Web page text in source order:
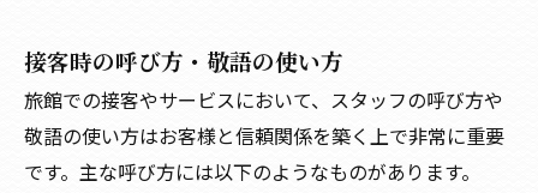
接客時の呼び方・敬語の使い方
旅館での接客やサービスにおいて、スタッフの呼び方や
敬語の使い方はお客様と信頼関係を築く上で非常に重要
です。主な呼び方には以下のようなものがあります。